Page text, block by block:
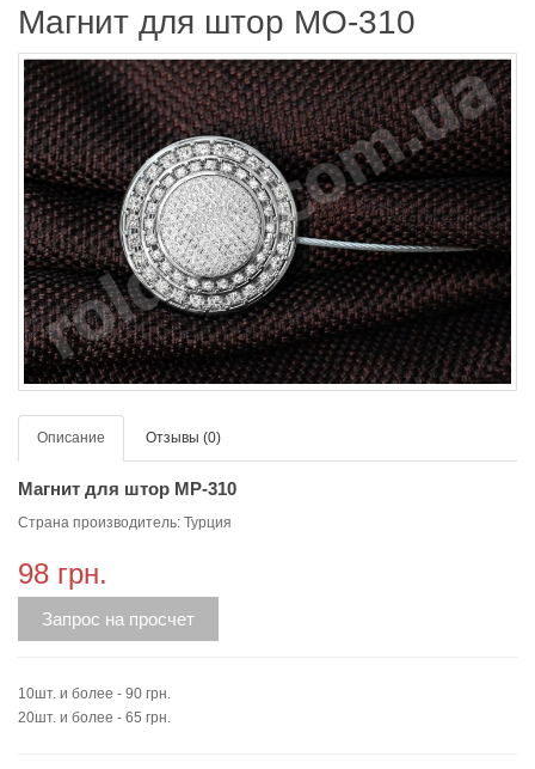
Магнит для штор MO-310
Описание Отзывы (0)
Магнит для штор МP-310
Страна производитель: Турция
98 грн.
Запрос на просчет
10шт. и более - 90 грн.
20шт. и более - 65 грн.